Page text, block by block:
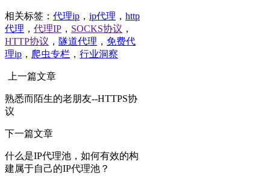
相关标签： 代理ip ， ip代理 ， http
代理 ， 代理IP ， SOCKS协议 ，
HTTP协议 ， 隧道代理 ， 免费代
理ip ， 爬虫专栏 ， 行业洞察
上一篇文章
熟悉而陌生的老朋友--HTTPS协
议
下一篇文章
什么是IP代理池，如何有效的构
建属于自己的IP代理池？